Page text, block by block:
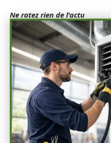
Ne ratez rien de l'actu